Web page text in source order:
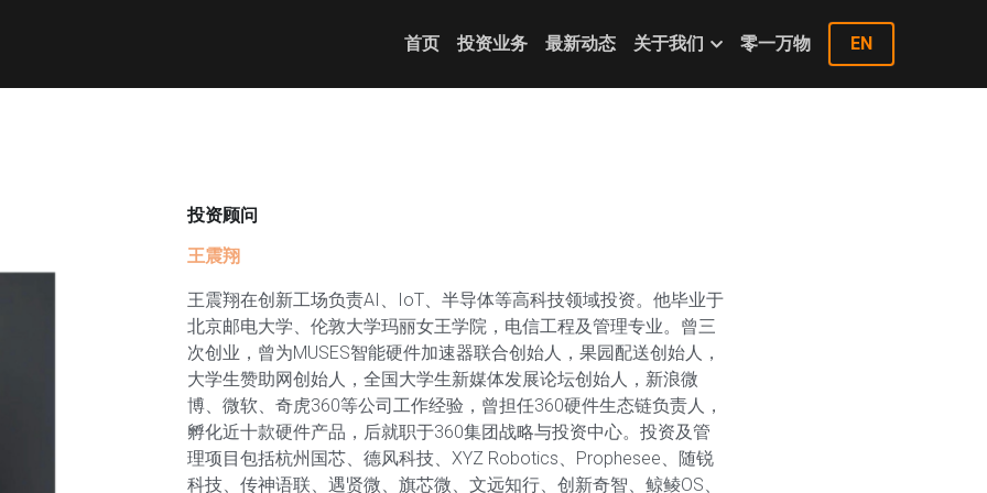
首页 投资业务 最新动态 关于我们 零一万物 EN
投资顾问
王震翔
王震翔在创新工场负责AI、IoT、半导体等高科技领域投资。他毕业于
北京邮电大学、伦敦大学玛丽女王学院，电信工程及管理专业。曾三
次创业，曾为MUSES智能硬件加速器联合创始人，果园配送创始人，
大学生赞助网创始人，全国大学生新媒体发展论坛创始人，新浪微
博、微软、奇虎360等公司工作经验，曾担任360硬件生态链负责人，
孵化近十款硬件产品，后就职于360集团战略与投资中心。投资及管
理项目包括杭州国芯、德风科技、XYZ Robotics、Prophesee、随锐
科技、传神语联、遇贤微、旗芯微、文远知行、创新奇智、鲸鲮OS、